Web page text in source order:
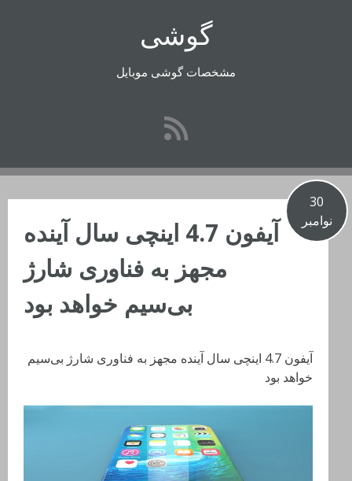
گوشی
مشخصات گوشی موبایل
30
نوامبر
آیفون 4.7 اینچی سال آینده
مجهز به فناوری شارژ
بی‌سیم خواهد بود
آیفون 4.7 اینچی سال آینده مجهز به فناوری شارژ بی‌سیم
خواهد بود